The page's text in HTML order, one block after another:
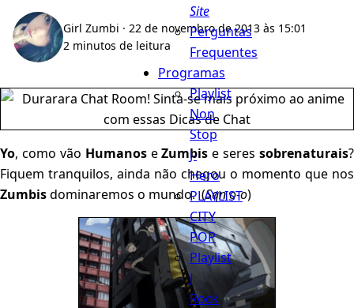
Site
Perguntas
Frequentes
Programas
Playlist
Non
Stop
J-
Hero
PLAYLIST
CITY
POP
Playlist
J
Rock
Girl Zumbi · 22 de novembro de 2013 às 15:01
2 minutos de leitura
Yo, como vão HumanoseZumbis e seres sobrenaturais?
Fiquem tranquilos, ainda não chegou o momento que nos
Zumbisdominaremos o mundo. (Sqn o-o)